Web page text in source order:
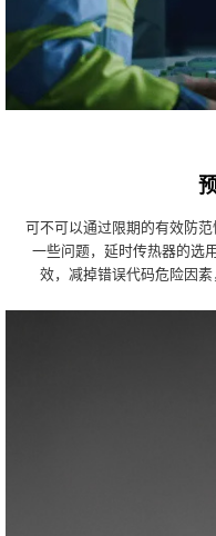
可不可以通过限期的有效防
一些问题，延时传热器的选
效，减掉错误代码危险因素